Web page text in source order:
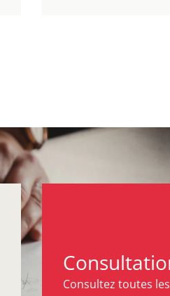
Consultez toutes